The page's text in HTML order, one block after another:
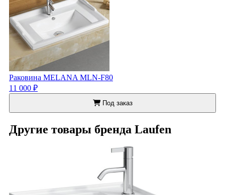
Раковина MELANA MLN-F80
11 000 ₽
Под заказ
Другие товары бренда Laufen